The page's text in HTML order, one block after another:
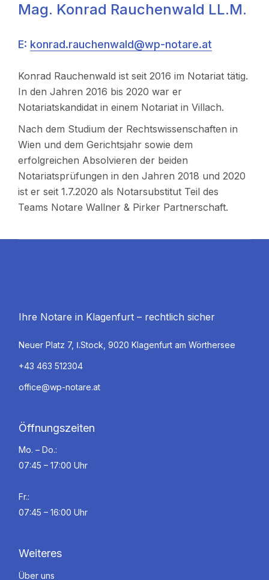
Mag. Konrad Rauchenwald LL.M.
E: konrad.rauchenwald@wp-notare.at
Konrad Rauchenwald ist seit 2016 im Notariat tätig.
In den Jahren 2016 bis 2020 war er
Notariatskandidat in einem Notariat in Villach.
Nach dem Studium der Rechtswissenschaften in
Wien und dem Gerichtsjahr sowie dem
erfolgreichen Absolvieren der beiden
Notariatsprüfungen in den Jahren 2018 und 2020
ist er seit 1.7.2020 als Notarsubstitut Teil des
Teams Notare Wallner & Pirker Partnerschaft.
Ihre Notare in Klagenfurt – rechtlich sicher
Neuer Platz 7, Ⅰ.Stock, 9020 Klagenfurt am Wörthersee
+43 463 512304
office@wp-notare.at
Öffnungszeiten
Mo. – Do.:
07:45 – 17:00 Uhr
Fr.:
07:45 – 16:00 Uhr
Weiteres
Über uns